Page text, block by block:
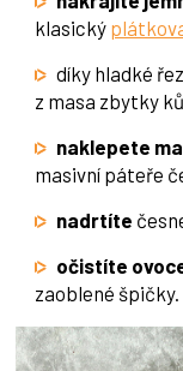
klasický
díky hladké
z masa zbytky
naklepete
masivní páteře
nadrtíte
očistíte
zaoblené špičky.